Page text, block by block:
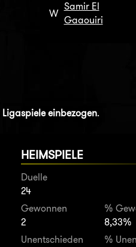
W
Samir El
Gaaouiri
Ligaspiele einbezogen.
HEIMSPIELE
Duelle
24
Gewonnen
2
%
8,33%
Unentschieden
%